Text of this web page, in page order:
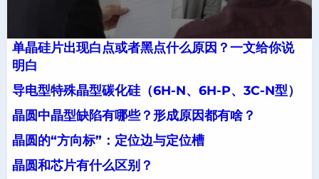
单晶硅片出现白点或者黑点什么原因？一文给你说
明白
导电型特殊晶型碳化硅（6H-N、6H-P、3C-N型）
晶圆中晶型缺陷有哪些？形成原因都有啥？
晶圆的“方向标”：定位边与定位槽
晶圆和芯片有什么区别？